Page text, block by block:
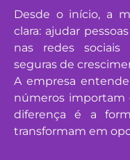
Desde o início, a
clara: ajudar
nas redes sociais
seguras de
A empresa
números importam
diferença é a
transformam em